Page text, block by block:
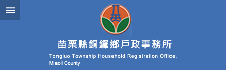
跳到主要內容區塊